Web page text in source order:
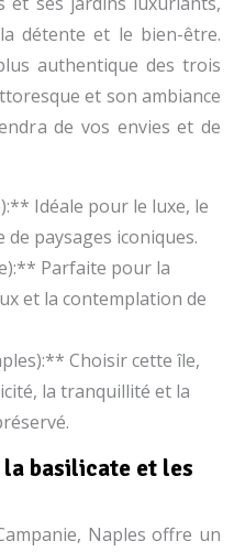
détente et le bien-être.
authentique des trois
et son ambiance
de vos envies et de
Idéale pour le luxe, le
paysages iconiques.
Parfaite pour la
et la contemplation de
Choisir cette île,
la tranquillité et la
la basilicate et les
Naples offre un